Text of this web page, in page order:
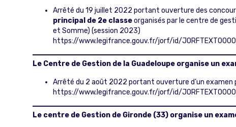
Arrêté du 19 juillet 2022 portant ouverture des
principal de 2e classeorganisés par le centre de
et Somme) (session 2023)
https://www.legifrance.gouv.fr/jorf/id/
Le Centre de Gestion de la Guadeloupe organise un
Arrêté du 2 août 2022 portant ouverture d’un examen
https://www.legifrance.gouv.fr/jorf/id/
Le centre de Gestion de Gironde (33) organise un